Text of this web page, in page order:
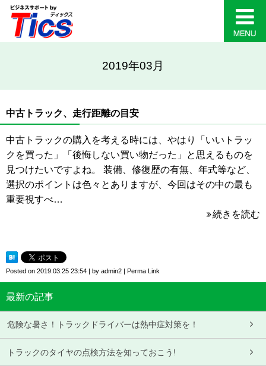
2019年03月
中古トラック、走行距離の目安
中古トラックの購入を考える時には、やはり「いいトラッ
クを買った」「後悔しない買い物だった」と思えるものを
見つけたいですよね。 装備、修復歴の有無、年式等など、
選択のポイントは色々とありますが、今回はその中の最も
重要視すべ…
続きを読む
Posted on 2019.03.25 23:54 | by admin2 | Perma Link
最新の記事
危険な暑さ！トラックドライバーは熱中症対策を！
トラックのタイヤの点検方法を知っておこう!